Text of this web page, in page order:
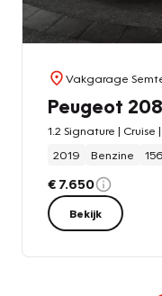
Vakgarage
Peugeot 208
2019
Benzine
€ 7.650
Bekijk